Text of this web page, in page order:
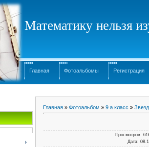
Математику нельзя
Главная Фотоальбомы Регистрация
Главная » Фотоальбом » 9 а класс »
Просмотров:
Дата: